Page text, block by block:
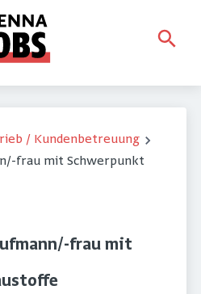
/ Kundenbetreuung
frau mit Schwerpunkt
frau mit